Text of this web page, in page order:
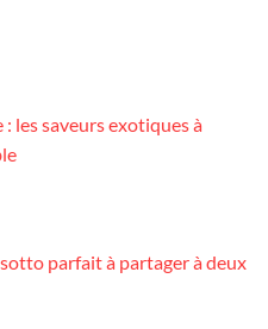
les saveurs exotiques à
parfait à partager à deux